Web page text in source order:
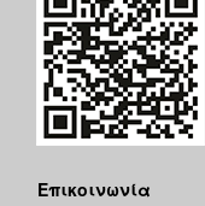
Επικοινωνία